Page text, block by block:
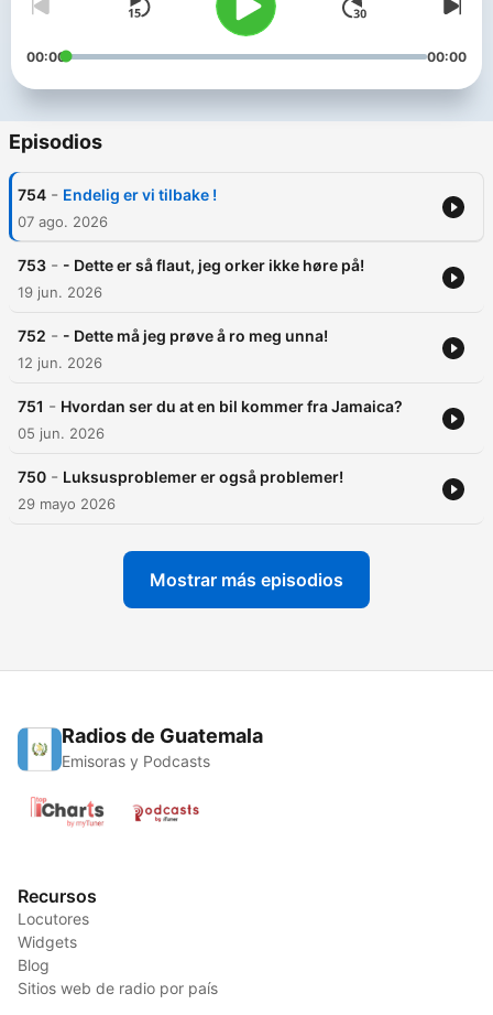
00:00 00:00
Episodios
754 - Endelig er vi tilbake !
07 ago. 2026
753 - - Dette er så flaut, jeg orker ikke høre på!
19 jun. 2026
752 - - Dette må jeg prøve å ro meg unna!
12 jun. 2026
751 - Hvordan ser du at en bil kommer fra Jamaica?
05 jun. 2026
750 - Luksusproblemer er også problemer!
29 mayo 2026
Mostrar más episodios
Radios de Guatemala
Emisoras y Podcasts
Recursos
Locutores
Widgets
Blog
Sitios web de radio por país